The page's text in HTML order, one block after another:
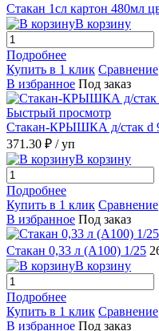
Стакан 1сл картон 480мл
В корзину
Подробнее
Купить в 1 клик Сравнение
В избранное Под заказ
Быстрый просмотр
Стакан-КРЫШКА д/стак d
371.30 ₽ / уп
В корзину
Подробнее
Купить в 1 клик Сравнение
В избранное Под заказ
Стакан 0,33 л (А100) 1/25
В корзину
Подробнее
Купить в 1 клик Сравнение
В избранное Под заказ